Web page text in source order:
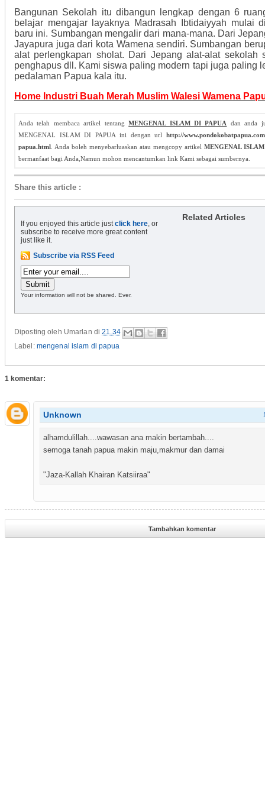
Bangunan Sekolah itu dibangun lengkap dengan 6
belajar mengajar layaknya Madrasah Ibtidaiyyah mulai
baru ini. Sumbangan mengalir dari mana-mana. Dari
Jayapura juga dari kota Wamena sendiri. Sumbangan
alat perlengkapan sholat. Dari Jepang alat-alat sekolah
penghapus dll. Kami siswa paling modern tapi juga paling
pedalaman Papua kala itu.
Home Industri Buah Merah Muslim Walesi Wamena
Anda telah membaca artikel tentangMENGENAL ISLAM DI PAPUA
dan anda
MENGENAL ISLAM DI PAPUA ini dengan url http://
papua.html . Anda boleh menyebarluaskan atau mengcopy artikel MENGENAL
bermanfaat bagi Anda,Namun mohon mencantumkan link Kami sebagai sumbernya.
Share this article :
Related Articles
If you enjoyed this article justclick here, or
subscribe to receive more great content
just like it.
Subscribe via RSS Feed
Your information will not be shared. Ever.
Diposting oleh Umarlan di21.34
Label: mengenal islam di papua
1 komentar:
Unknown
alhamdulillah....wawasan ana makin bertambah....
semoga tanah papua makin maju,makmur dan damai
"Jaza-Kallah Khairan Katsiiraa"
Tambahkan komentar